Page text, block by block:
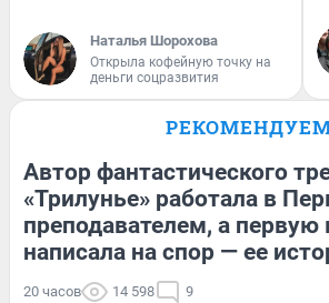
Наталья Шорохова
Открыла кофейную точку на
деньги соцразвития
Автор фантастического
«Трилунье» работала в
преподавателем, а первую
написала на спор — ее
20 часов 14 598 9